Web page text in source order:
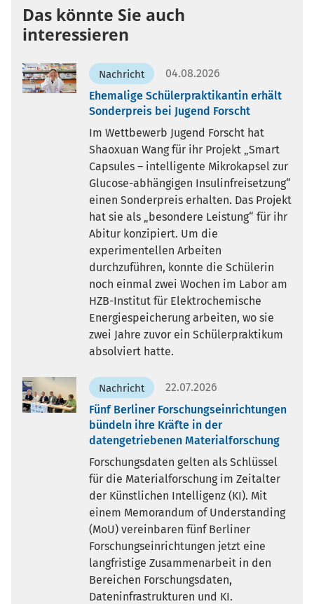
Das könnte Sie auch
interessieren
Nachricht
04.08.2026
Ehemalige Schülerpraktikantin erhält
Sonderpreis bei Jugend Forscht
Im Wettbewerb Jugend Forscht hat
Shaoxuan Wang für ihr Projekt „Smart
Capsules – intelligente Mikrokapsel zur
Glucose-abhängigen Insulinfreisetzung“
einen Sonderpreis erhalten. Das Projekt
hat sie als „besondere Leistung“ für ihr
Abitur konzipiert. Um die
experimentellen Arbeiten
durchzuführen, konnte die Schülerin
noch einmal zwei Wochen im Labor am
HZB-Institut für Elektrochemische
Energiespeicherung arbeiten, wo sie
zwei Jahre zuvor ein Schülerpraktikum
absolviert hatte.
Nachricht
22.07.2026
Fünf Berliner Forschungseinrichtungen
bündeln ihre Kräfte in der
datengetriebenen Materialforschung
Forschungsdaten gelten als Schlüssel
für die Materialforschung im Zeitalter
der Künstlichen Intelligenz (KI). Mit
einem Memorandum of Understanding
(MoU) vereinbaren fünf Berliner
Forschungseinrichtungen jetzt eine
langfristige Zusammenarbeit in den
Bereichen Forschungsdaten,
Dateninfrastrukturen und KI.